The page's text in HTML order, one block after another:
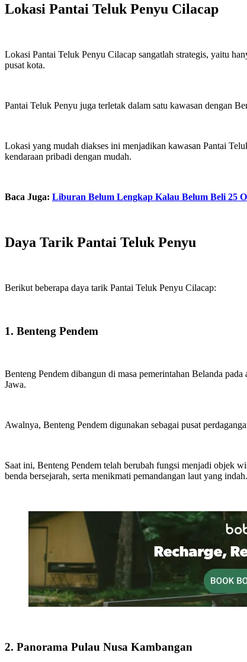
Lokasi Pantai Teluk Penyu Cilacap
Lokasi Pantai Teluk Penyu Cilacap sangatlah strategis, yaitu
pusat kota.
Pantai Teluk Penyu juga terletak dalam satu kawasan dengan
Lokasi yang mudah diakses ini menjadikan kawasan Pantai
kendaraan pribadi dengan mudah.
Baca Juga: Liburan Belum Lengkap Kalau Belum Beli 25
Daya Tarik Pantai Teluk Penyu
Berikut beberapa daya tarik Pantai Teluk Penyu Cilacap:
1. Benteng Pendem
Benteng Pendem dibangun di masa pemerintahan Belanda
Jawa.
Awalnya, Benteng Pendem digunakan sebagai pusat
Saat ini, Benteng Pendem telah berubah fungsi menjadi objek
benda bersejarah, serta menikmati pemandangan laut yang indah.
2. Panorama Pulau Nusa Kambangan